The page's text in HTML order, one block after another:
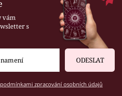
vám
s
ODESLAT
podmínkami zpracování osobních údajů